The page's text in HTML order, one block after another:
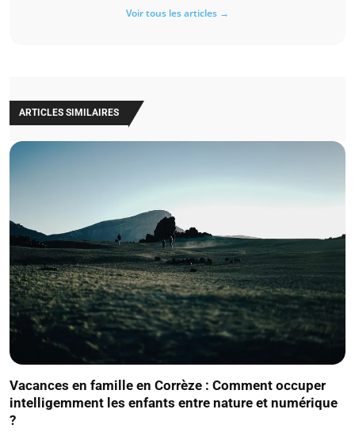
Voir tous les articles →
ARTICLES SIMILAIRES
Vacances en famille en Corrèze : Comment occuper
intelligemment les enfants entre nature et numérique
?